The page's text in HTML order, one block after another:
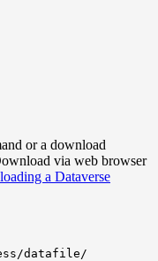
or a download
via web browser
a Dataverse
datafile/